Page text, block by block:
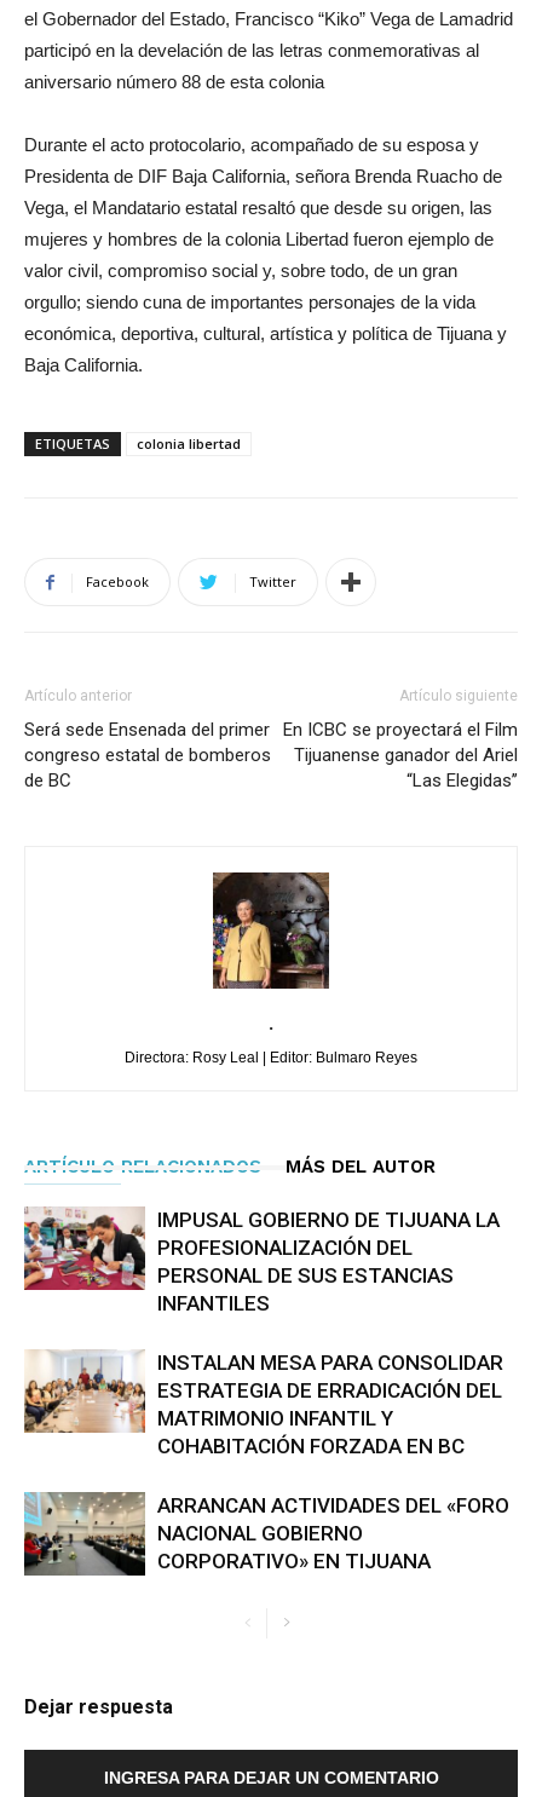
el Gobernador del Estado, Francisco “Kiko” Vega de Lamadrid
participó en la develación de las letras conmemorativas al
aniversario número 88 de esta colonia
Durante el acto protocolario, acompañado de su esposa y
Presidenta de DIF Baja California, señora Brenda Ruacho de
Vega, el Mandatario estatal resaltó que desde su origen, las
mujeres y hombres de la colonia Libertad fueron ejemplo de
valor civil, compromiso social y, sobre todo, de un gran
orgullo; siendo cuna de importantes personajes de la vida
económica, deportiva, cultural, artística y política de Tijuana y
Baja California.
ETIQUETAS colonia libertad
Facebook Twitter
Artículo anterior
Será sede Ensenada del primer
congreso estatal de bomberos
de BC
Artículo siguiente
En ICBC se proyectará el Film
Tijuanense ganador del Ariel
“Las Elegidas’’
.
Directora: Rosy Leal | Editor: Bulmaro Reyes
ARTÍCULO RELACIONADOS MÁS DEL AUTOR
IMPUSAL GOBIERNO DE TIJUANA LA
PROFESIONALIZACIÓN DEL
PERSONAL DE SUS ESTANCIAS
INFANTILES
INSTALAN MESA PARA CONSOLIDAR
ESTRATEGIA DE ERRADICACIÓN DEL
MATRIMONIO INFANTIL Y
COHABITACIÓN FORZADA EN BC
ARRANCAN ACTIVIDADES DEL «FORO
NACIONAL GOBIERNO
CORPORATIVO» EN TIJUANA
Dejar respuesta
INGRESA PARA DEJAR UN COMENTARIO